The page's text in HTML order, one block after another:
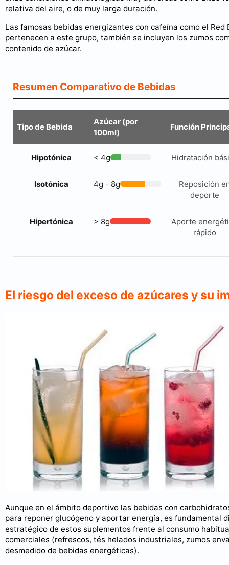
relativa del aire, o de muy larga duración.
Las famosas bebidas energizantes con cafeína como el Red
pertenecen a este grupo, también se incluyen los zumos
contenido de azúcar.
Resumen Comparativo de Bebidas
Tipo de Bebida
Azúcar (por
100ml)
Función
Hipotónica < 4g Hidratación
Isotónica 4g - 8g
Reposición
deporte
Hipertónica > 8g
Aporte
rápido
El riesgo del exceso de azúcares y su
Aunque en el ámbito deportivo las bebidas con
para reponer glucógeno y aportar energía, es fundamental
estratégico de estos suplementos frente al consumo
comerciales (refrescos, tés helados industriales, zumos
desmedido de bebidas energéticas).